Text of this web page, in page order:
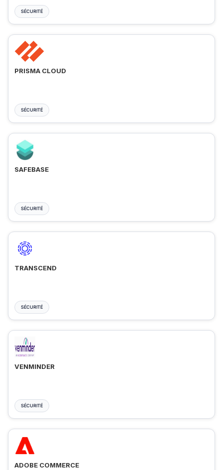
SÉCURITÉ
PRISMA CLOUD
SÉCURITÉ
SAFEBASE
SÉCURITÉ
TRANSCEND
SÉCURITÉ
VENMINDER
SÉCURITÉ
ADOBE COMMERCE